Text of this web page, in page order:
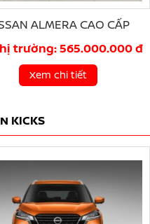
ALMERA CAO CẤP
trường: 565.000.000 đ
Xem chi tiết
KICKS